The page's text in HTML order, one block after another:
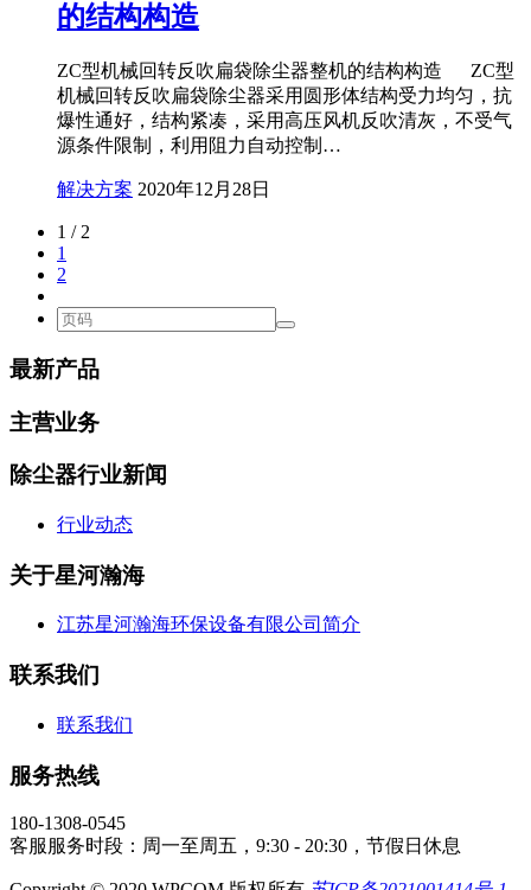
的结构构造
ZC型机械回转反吹扁袋除尘器整机的结构构造 ZC型
机械回转反吹扁袋除尘器采用圆形体结构受力均匀，抗
爆性通好，结构紧凑，采用高压风机反吹清灰，不受气
源条件限制，利用阻力自动控制…
解决方案 2020年12月28日
1 / 2
1
2
最新产品
主营业务
除尘器行业新闻
行业动态
关于星河瀚海
江苏星河瀚海环保设备有限公司简介
联系我们
联系我们
服务热线
180-1308-0545
客服服务时段：周一至周五，9:30 - 20:30，节假日休息